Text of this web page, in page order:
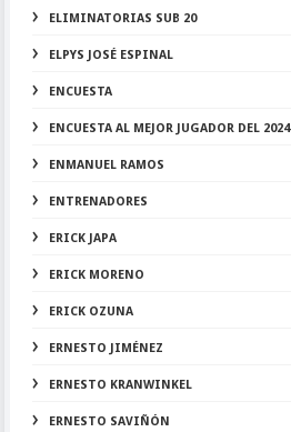
ELIMINATORIAS SUB 20
ELPYS JOSÉ ESPINAL
ENCUESTA
ENCUESTA AL MEJOR JUGADOR DEL 2024
ENMANUEL RAMOS
ENTRENADORES
ERICK JAPA
ERICK MORENO
ERICK OZUNA
ERNESTO JIMÉNEZ
ERNESTO KRANWINKEL
ERNESTO SAVIÑÓN